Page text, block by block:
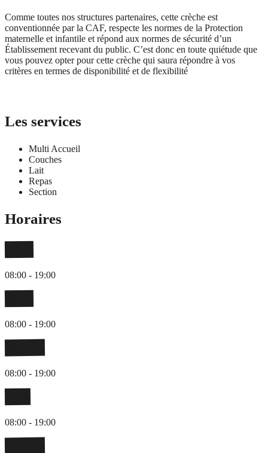
Comme toutes nos structures partenaires, cette crèche est
conventionnée par la CAF, respecte les normes de la Protection
maternelle et infantile et répond aux normes de sécurité d’un
Établissement recevant du public. C’est donc en toute quiétude que
vous pouvez opter pour cette crèche qui saura répondre à vos
critères en termes de disponibilité et de flexibilité
Les services
Multi Accueil
Couches
Lait
Repas
Section
Horaires
08:00 - 19:00
08:00 - 19:00
08:00 - 19:00
08:00 - 19:00